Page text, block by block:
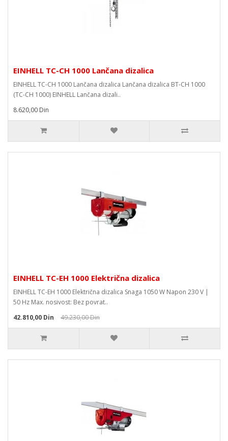
EINHELL TC-CH 1000 Lančana dizalica
EINHELL TC-CH 1000 Lančana dizalica Lančana dizalica BT-CH 1000
(TC-CH 1000) EINHELL Lančana dizali..
8.620,00 Din
EINHELL TC-EH 1000 Električna dizalica
EINHELL TC-EH 1000 Električna dizalica Snaga 1050 W Napon 230 V |
50 Hz Max. nosivost: Bez povrat..
42.810,00 Din
49.230,00 Din